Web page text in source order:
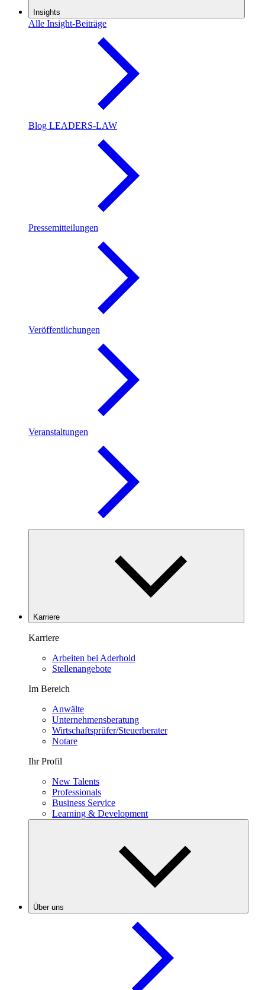
Insights
Alle Insight-Beiträge
Blog LEADERS-LAW
Pressemitteilungen
Veröffentlichungen
Veranstaltungen
Karriere
Karriere
Arbeiten bei Aderhold
Stellenangebote
Im Bereich
Anwälte
Unternehmensberatung
Wirtschaftsprüfer/Steuerberater
Notare
Ihr Profil
New Talents
Professionals
Business Service
Learning & Development
Über uns